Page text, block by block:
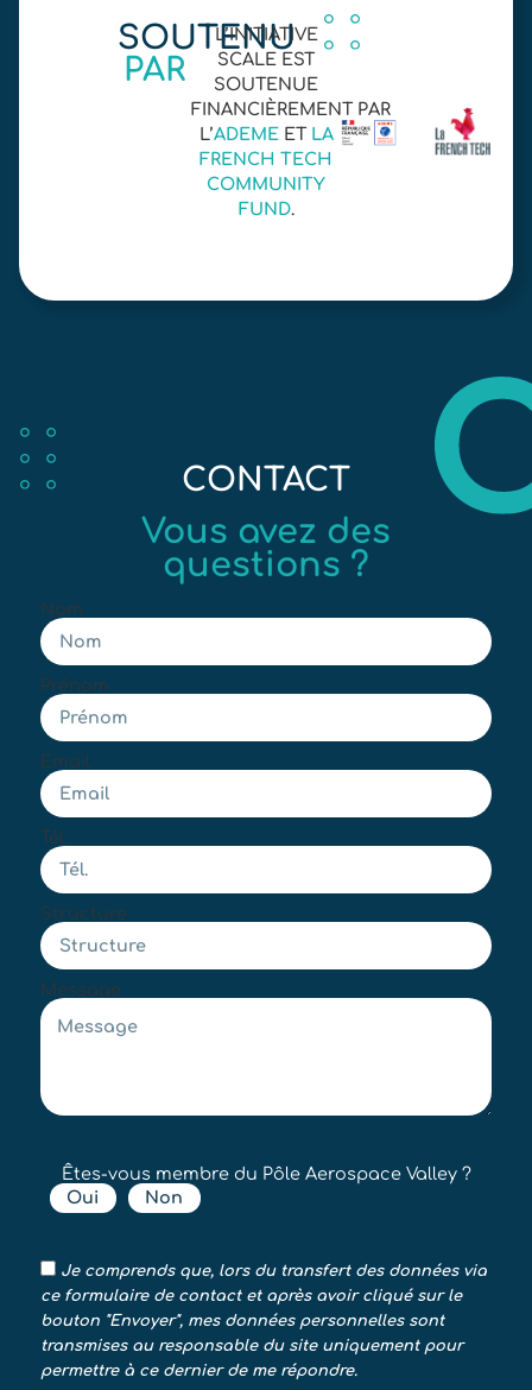
SOUTENU
PAR
L’INITIATIVE
SCALE EST
SOUTENUE
FINANCIÈREMENT PAR
L’ADEMEET LA
FRENCH TECH
COMMUNITY
FUND.
CONTACT
Vous avez des
questions ?
Nom
Prénom
Email
Tél.
Structure
Message
Êtes-vous membre du Pôle Aerospace Valley ?
Oui
Non
Je comprends que, lors du transfert des données via
ce formulaire de contact et après avoir cliqué sur le
bouton "Envoyer", mes données personnelles sont
transmises au responsable du site uniquement pour
permettre à ce dernier de me répondre.